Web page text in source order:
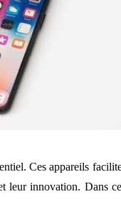
Ces appareils
innovation. Dans